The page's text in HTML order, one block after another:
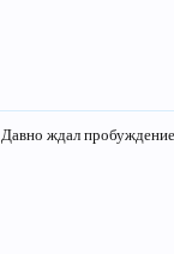
Давно ждал